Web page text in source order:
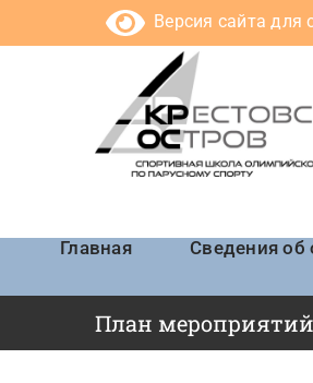
to
Версия сайта для
Главная Сведения об
План мероприятий